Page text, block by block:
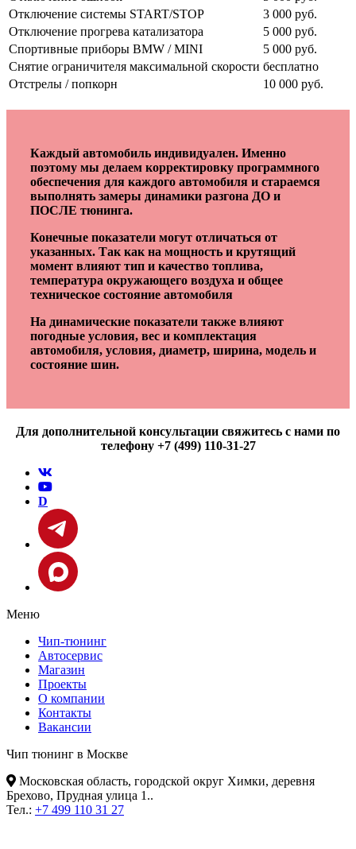
Отключение системы START/STOP
3 000 руб.
Отключение прогрева катализатора
5 000 руб.
Спортивные приборы BMW / MINI
5 000 руб.
Снятие ограничителя максимальной скорости бесплатно
Отстрелы / попкорн
10 000 руб.
Каждый автомобиль индивидуален. Именно
поэтому мы делаем корректировку программного
обеспечения для каждого автомобиля и стараемся
выполнять замеры динамики разгона ДО и
ПОСЛЕ тюнинга.
Конечные показатели могут отличаться от
указанных. Так как на мощность и крутящий
момент влияют тип и качество топлива,
температура окружающего воздуха и общее
техническое состояние автомобиля
На динамические показатели также влияют
погодные условия, вес и комплектация
автомобиля, условия, диаметр, ширина, модель и
состояние шин.
Для дополнительной консультации свяжитесь с нами по
телефону +7 (499) 110-31-27
D
Меню
Чип-тюнинг
Автосервис
Магазин
Проекты
О компании
Контакты
Вакансии
Чип тюнинг в Москве
Московская область, городской округ Химки, деревня
Брехово, Прудная улица 1..
Тел.: +7 499 110 31 27